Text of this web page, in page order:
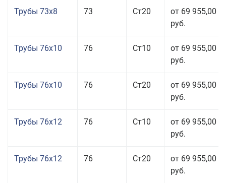
Трубы 73x8 73 Ст20
от 69 955,00
руб.
Трубы 76x10 76 Ст10
от 69 955,00
руб.
Трубы 76x10 76 Ст20
от 69 955,00
руб.
Трубы 76x12 76 Ст10
от 69 955,00
руб.
Трубы 76x12 76 Ст20
от 69 955,00
руб.